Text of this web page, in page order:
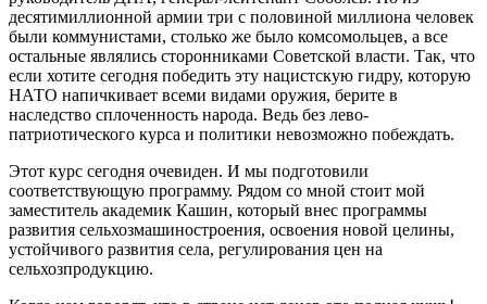
десятимиллионной армии три с половиной миллиона человек
были коммунистами, столько же было комсомольцев, а все
остальные являлись сторонниками Советской власти. Так, что
если хотите сегодня победить эту нацистскую гидру, которую
НАТО напичкивает всеми видами оружия, берите в
наследство сплоченность народа. Ведь без лево-
патриотического курса и политики невозможно побеждать.
Этот курс сегодня очевиден. И мы подготовили
соответствующую программу. Рядом со мной стоит мой
заместитель академик Кашин, который внес программы
развития сельхозмашиностроения, освоения новой целины,
устойчивого развития села, регулирования цен на
сельхозпродукцию.